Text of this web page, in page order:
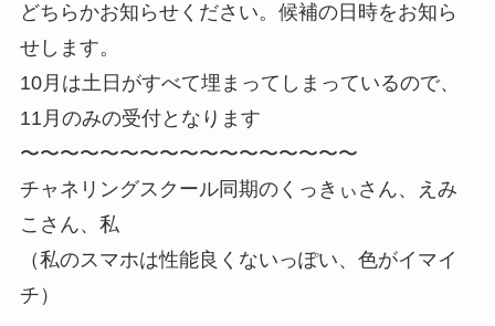
どちらかお知らせください。候補の日時をお知ら
せします。
10月は土日がすべて埋まってしまっているので、
11月のみの受付となります
〜〜〜〜〜〜〜〜〜〜〜〜〜〜〜〜〜
チャネリングスクール同期のくっきぃさん、えみ
こさん、私
（私のスマホは性能良くないっぽい、色がイマイ
チ）